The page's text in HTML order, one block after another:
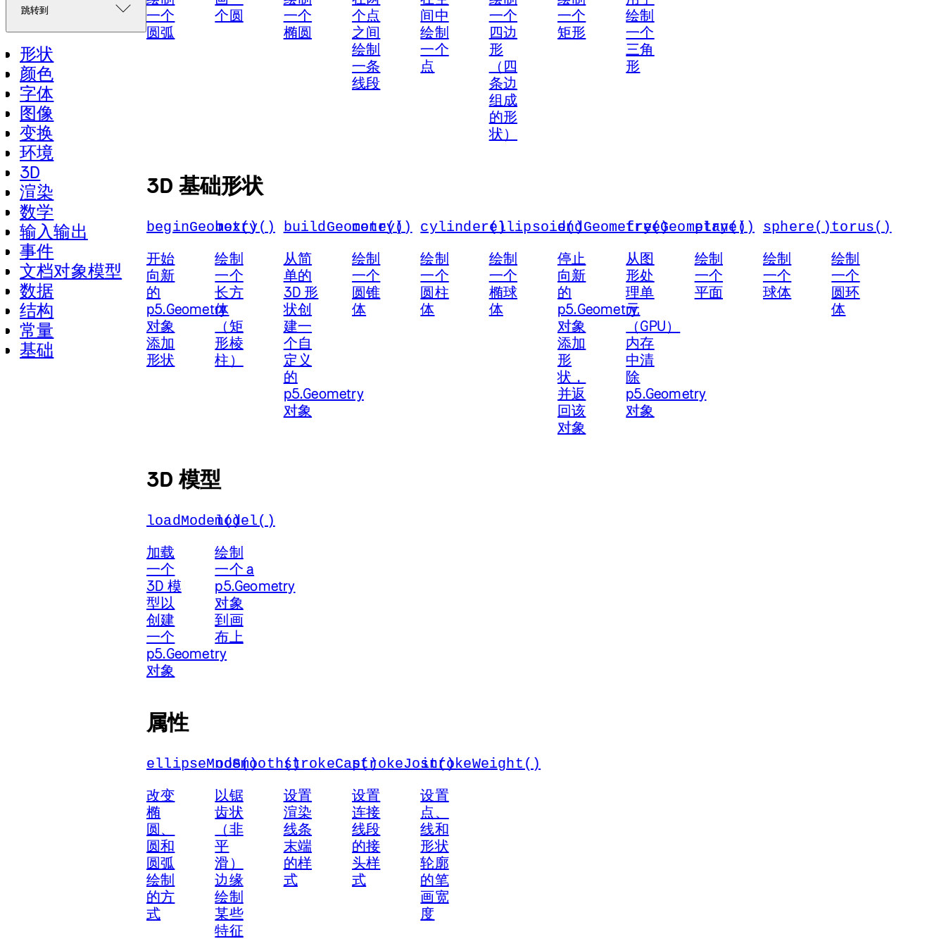
跳转到
形状
颜色
字体
图像
变换
环境
3D
渲染
数学
输入输出
事件
文档对象模型
数据
结构
常量
基础
一个
圆弧
个圆
一个
椭圆
个点
之间
绘制
一条
线段
间中
绘制
一个
点
一个
四边
形
（四
条边
组成
的形
状）
一个
矩形
绘制
一个
三角
形
3D 基础形状
beginGeometry()
开始
向新
的
p5.Geometry
对象
添加
形状
box()
绘制
一个
长方
体
（矩
形棱
柱）
buildGeometry()
从简
单的
3D 形
状创
建一
个自
定义
的
p5.Geometry
对象
cone()
绘制
一个
圆锥
体
cylinder()
绘制
一个
圆柱
体
ellipsoid()
绘制
一个
椭球
体
endGeometry()
停止
向新
的
p5.Geometry
对象
添加
形
状，
并返
回该
对象
freeGeometry()
从图
形处
理单
元
（GPU）
内存
中清
除
p5.Geometry
对象
plane()
绘制
一个
平面
sphere()
绘制
一个
球体
torus()
绘制
一个
圆环
体
3D 模型
loadModel()
加载
一个
3D 模
型以
创建
一个
p5.Geometry
对象
model()
绘制
一个 a
p5.Geometry
对象
到画
布上
属性
ellipseMode()
改变
椭
圆、
圆和
圆弧
绘制
的方
式
noSmooth()
以锯
齿状
（非
平
滑）
边缘
绘制
某些
特征
strokeCap()
设置
渲染
线条
末端
的样
式
strokeJoin()
设置
连接
线段
的接
头样
式
strokeWeight()
设置
点、
线和
形状
轮廓
的笔
画宽
度